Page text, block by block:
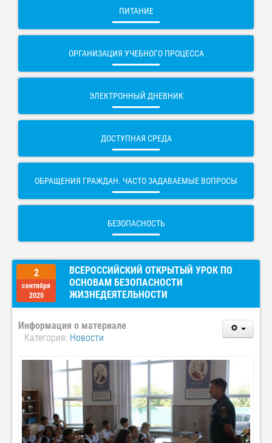
ПИТАНИЕ
ОРГАНИЗАЦИЯ УЧЕБНОГО ПРОЦЕССА
ЭЛЕКТРОННЫЙ ДНЕВНИК
ДОСТУПНАЯ СРЕДА
ОБРАЩЕНИЯ ГРАЖДАН. ЧАСТО ЗАДАВАЕМЫЕ ВОПРОСЫ
БЕЗОПАСНОСТЬ
2
сентября
2020
ВСЕРОССИЙСКИЙ ОТКРЫТЫЙ УРОК ПО
ОСНОВАМ БЕЗОПАСНОСТИ
ЖИЗНЕДЕЯТЕЛЬНОСТИ
Информация о материале
Категория: Новости